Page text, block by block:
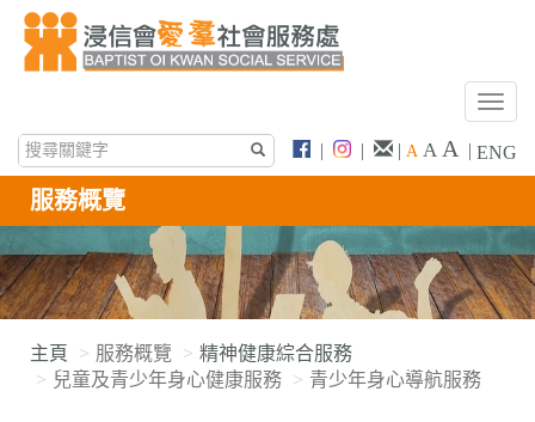
T
g
n
a
v
| | | A A A | ENG
服務概覽
主頁 服務概覽
精神健康綜合服務
兒童及青少年身心健康服務
青少年身心導航服務